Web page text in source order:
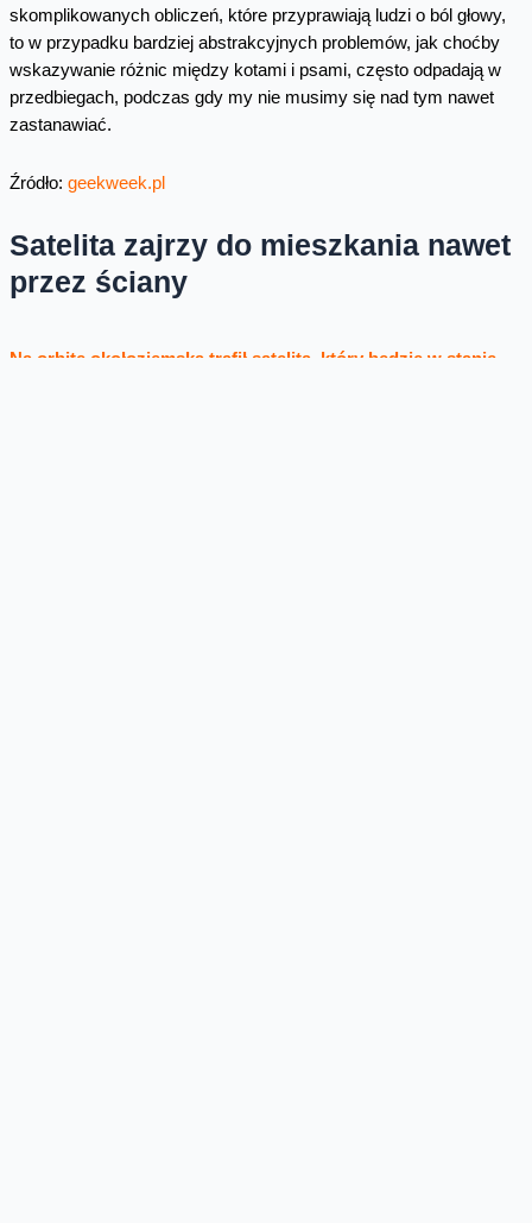
skomplikowanych obliczeń, które przyprawiają ludzi o ból głowy,
to w przypadku bardziej abstrakcyjnych problemów, jak choćby
wskazywanie różnic między kotami i psami, często odpadają w
przedbiegach, podczas gdy my nie musimy się nad tym nawet
zastanawiać.
Źródło: geekweek.pl
Satelita zajrzy do mieszkania nawet
przez ściany
Na orbitę okołoziemską trafił satelita, który będzie w stanie